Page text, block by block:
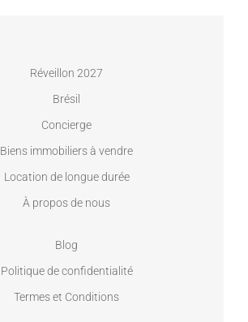
Réveillon 2027
Brésil
Concierge
Biens immobiliers à vendre
Location de longue durée
À propos de nous
Blog
Politique de confidentialité
Termes et Conditions